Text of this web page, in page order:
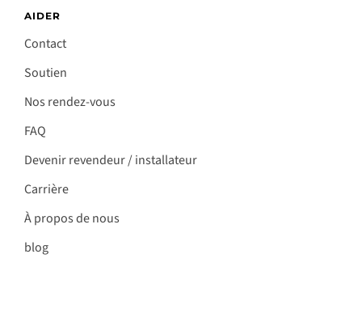
AIDER
Contact
Soutien
Nos rendez-vous
FAQ
Devenir revendeur / installateur
Carrière
À propos de nous
blog